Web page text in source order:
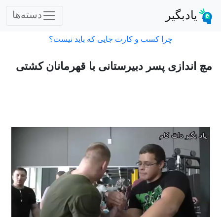
یادبگیر دسته‌ها
چرا کسب و کارت جایی که باید نیست؟
مچ اندازی پسر دبیرستانی با قهرمانان کشتی